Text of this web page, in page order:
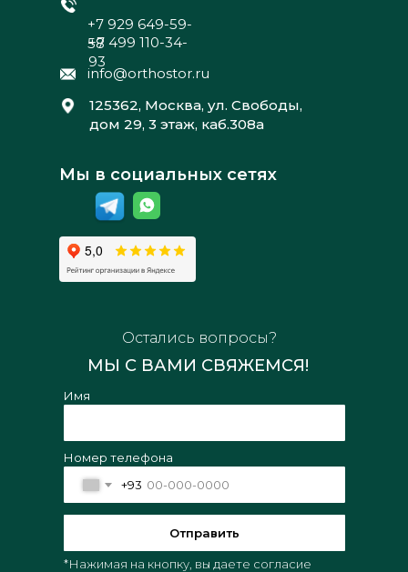
Остались вопросы?
125362, Москва, ул. Свободы,
дом 29, 3 этаж, каб.308а
МЫ С ВАМИ СВЯЖЕМСЯ!
+7 929 649-59-
58
info@orthostor.ru
Имя
Номер телефона
+93
Отправить
*Нажимая на кнопку, вы даете согласие
Мы в социальных сетях
+7 499 110-34-
93